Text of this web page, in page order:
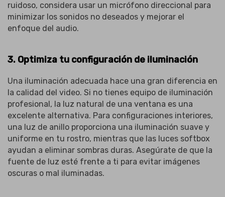
ruidoso, considera usar un micrófono direccional para
minimizar los sonidos no deseados y mejorar el
enfoque del audio.
3. Optimiza tu configuración de iluminación
Una iluminación adecuada hace una gran diferencia en
la calidad del video. Si no tienes equipo de iluminación
profesional, la luz natural de una ventana es una
excelente alternativa. Para configuraciones interiores,
una luz de anillo proporciona una iluminación suave y
uniforme en tu rostro, mientras que las luces softbox
ayudan a eliminar sombras duras. Asegúrate de que la
fuente de luz esté frente a ti para evitar imágenes
oscuras o mal iluminadas.